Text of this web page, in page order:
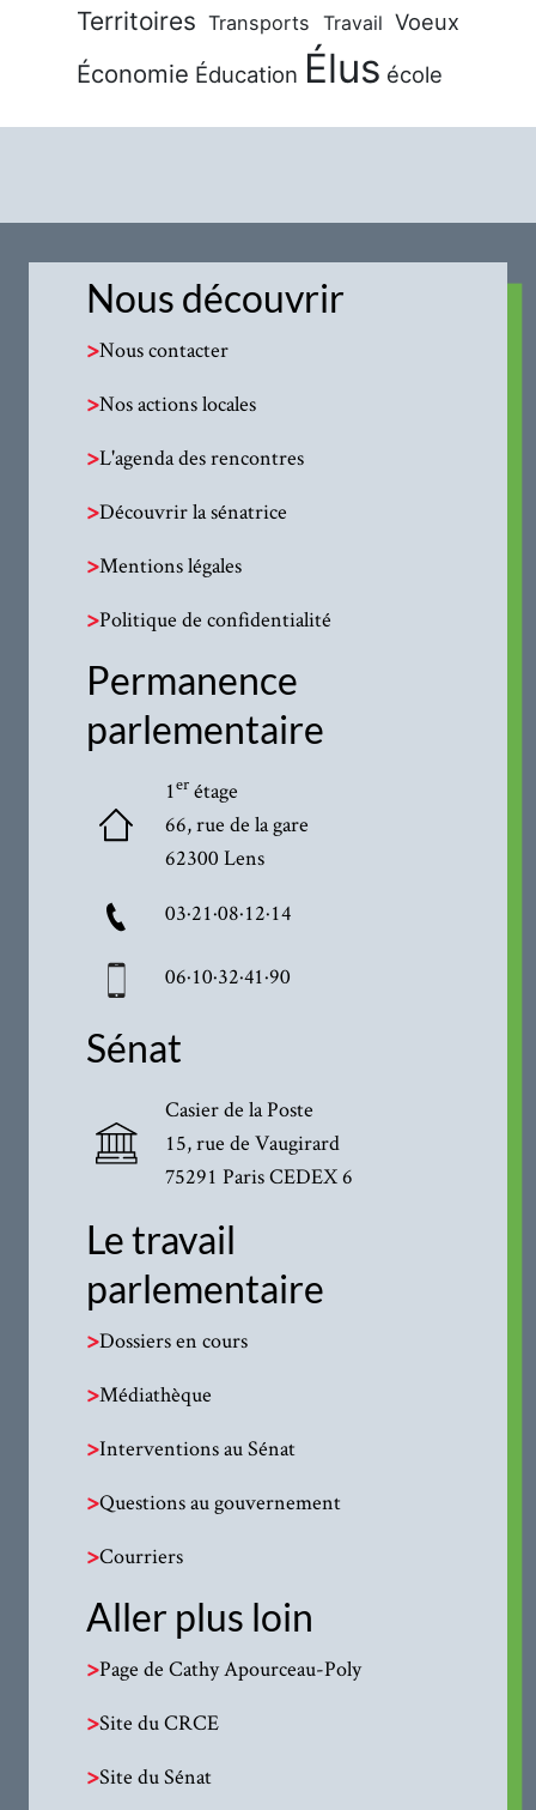
Territoires Transports Travail Voeux
Économie Éducation Élus école
Nous découvrir
>Nous contacter
>Nos actions locales
>L'agenda des rencontres
>Découvrir la sénatrice
>Mentions légales
>Politique de confidentialité
Permanence
parlementaire
1erétage
66, rue de la gare
62300 Lens
03·21·08·12·14
06·10·32·41·90
Sénat
Casier de la Poste
15, rue de Vaugirard
75291 Paris CEDEX 6
Le travail
parlementaire
>Dossiers en cours
>Médiathèque
>Interventions au Sénat
>Questions au gouvernement
>Courriers
Aller plus loin
>Page de Cathy Apourceau-Poly
>Site du CRCE
>Site du Sénat